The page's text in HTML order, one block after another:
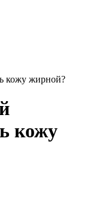
кожу жирной?
кожу